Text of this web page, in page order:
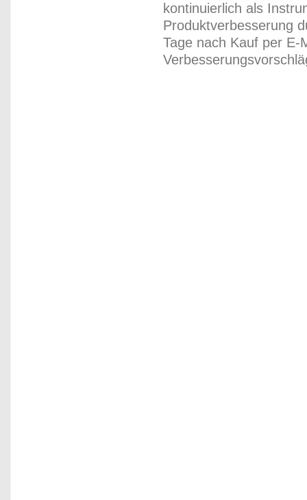
kontinuierlich als
Produktverbesserung
Tage nach Kauf per E-